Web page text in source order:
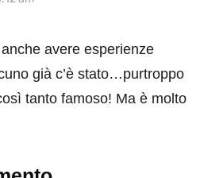
avere esperienze
già c’è stato…purtroppo
tanto famoso! Ma è molto